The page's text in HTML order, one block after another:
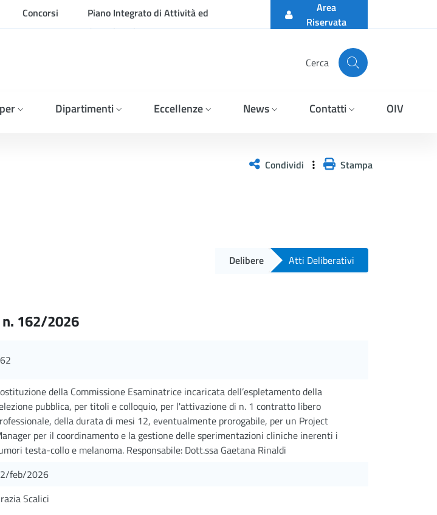
Concorsi
Piano Integrato di Attività ed
Organizzazione
Area
Riservata
Cerca
Dipartimenti Eccellenze News Contatti OIV
Condividi Stampa
Delibere Atti Deliberativi
162/2026
della Commissione Esaminatrice incaricata dell’espletamento della
pubblica, per titoli e colloquio, per l'attivazione di n. 1 contratto libero
della durata di mesi 12, eventualmente prorogabile, per un Project
per il coordinamento e la gestione delle sperimentazioni cliniche inerenti i
testa-collo e melanoma. Responsabile: Dott.ssa Gaetana Rinaldi
feb/2026
Scalici